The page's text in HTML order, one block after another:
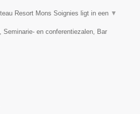
Resort Mons Soignies ligt in een ▼
Seminarie- en conferentiezalen, Bar